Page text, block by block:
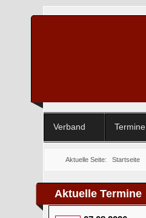
Verband Termine
Aktuelle Seite:Startseite
Aktuelle Termine